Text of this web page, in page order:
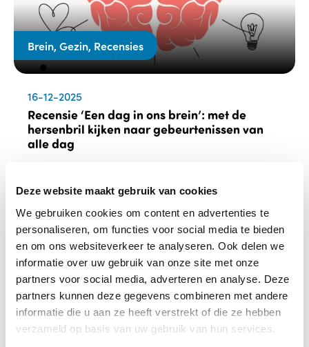
Deze website maakt gebruik van cookies
We gebruiken cookies om content en advertenties te
personaliseren, om functies voor social media te bieden
en om ons websiteverkeer te analyseren. Ook delen we
informatie over uw gebruik van onze site met onze
partners voor social media, adverteren en analyse. Deze
partners kunnen deze gegevens combineren met andere
informatie die u aan ze heeft verstrekt of die ze hebben
verzameld op basis van uw gebruik van hun services.
Brein, Gezin, Recensies
16-12-2025
Recensie ‘Een dag in ons brein’: met de
hersenbril kijken naar gebeurtenissen van
alle dag